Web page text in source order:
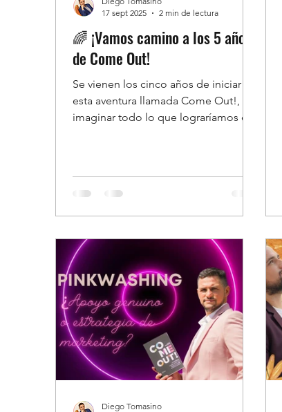
🌈 ¡Vamos camino a los 5 años
de Come Out!
Se vienen los cinco años de iniciar
esta aventura llamada Come Out!, sin
imaginar todo lo que lograríamos en
17 sept 2025
2 min de lectura
Diego Tomasino